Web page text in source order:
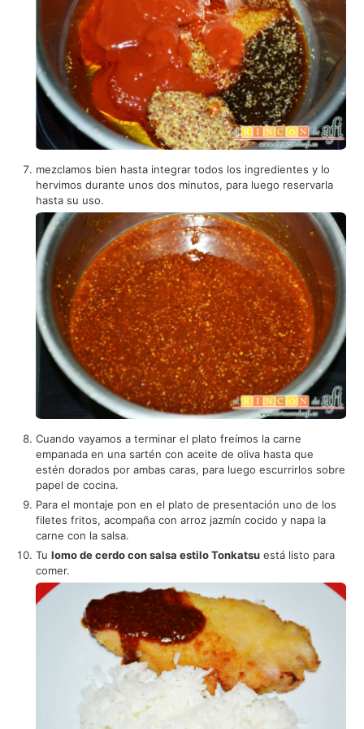
mezclamos bien hasta integrar todos los ingredientes y lo
hervimos durante unos dos minutos, para luego reservarla
hasta su uso.
Cuando vayamos a terminar el plato freímos la carne
empanada en una sartén con aceite de oliva hasta que
estén dorados por ambas caras, para luego escurrirlos sobre
papel de cocina.
Para el montaje pon en el plato de presentación uno de los
filetes fritos, acompaña con arroz jazmín cocido y napa la
carne con la salsa.
Tulomo de cerdo con salsa estilo Tonkatsu está listo para
comer.